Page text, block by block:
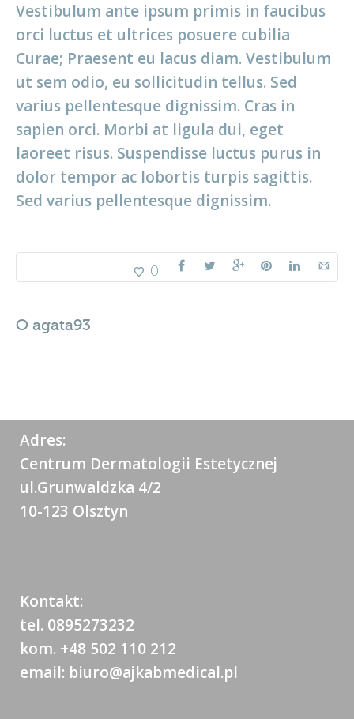
Vestibulum ante ipsum primis in faucibus
orci luctus et ultrices posuere cubilia
Curae; Praesent eu lacus diam. Vestibulum
ut sem odio, eu sollicitudin tellus. Sed
varius pellentesque dignissim. Cras in
sapien orci. Morbi at ligula dui, eget
laoreet risus. Suspendisse luctus purus in
dolor tempor ac lobortis turpis sagittis.
Sed varius pellentesque dignissim.
0
O agata93
Adres:
Centrum Dermatologii Estetycznej
ul.Grunwaldzka 4/2
10-123 Olsztyn
Kontakt:
tel. 0895273232
kom. +48 502 110 212
email: biuro@ajkabmedical.pl